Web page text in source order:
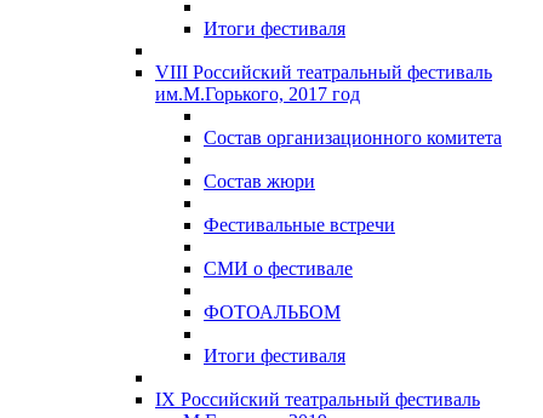
Итоги фестиваля
VIII Российский театральный фестиваль
им.М.Горького, 2017 год
Состав организационного комитета
Состав жюри
Фестивальные встречи
СМИ о фестивале
ФОТОАЛЬБОМ
Итоги фестиваля
IX Российский театральный фестиваль